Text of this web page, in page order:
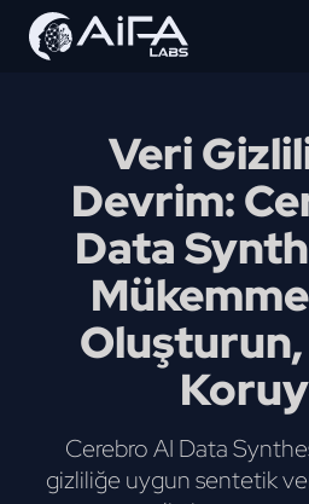
Veri
Devrim:
Data
Cerebro AI Data
gizliliğe uygun sentetik